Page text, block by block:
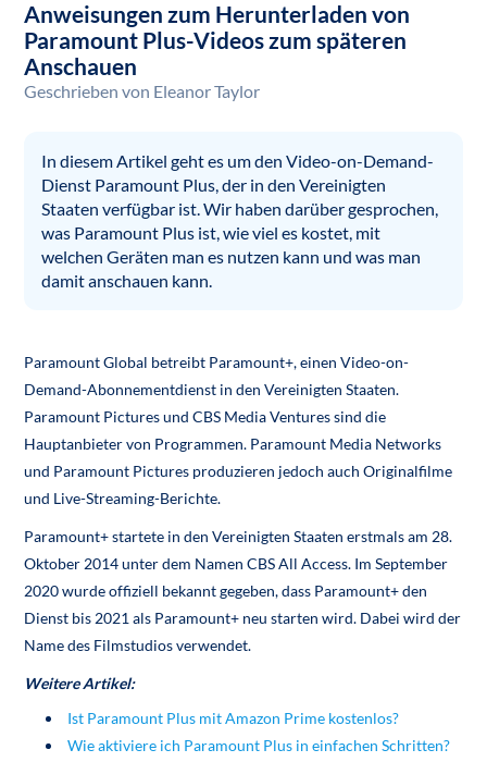
Anweisungen zum Herunterladen von
Paramount Plus-Videos zum späteren
Anschauen
Geschrieben von Eleanor Taylor
In diesem Artikel geht es um den Video-on-Demand-
Dienst Paramount Plus, der in den Vereinigten
Staaten verfügbar ist. Wir haben darüber gesprochen,
was Paramount Plus ist, wie viel es kostet, mit
welchen Geräten man es nutzen kann und was man
damit anschauen kann.
Paramount Global betreibt Paramount+, einen Video-on-
Demand-Abonnementdienst in den Vereinigten Staaten.
Paramount Pictures und CBS Media Ventures sind die
Hauptanbieter von Programmen. Paramount Media Networks
und Paramount Pictures produzieren jedoch auch Originalfilme
und Live-Streaming-Berichte.
Paramount+ startete in den Vereinigten Staaten erstmals am 28.
Oktober 2014 unter dem Namen CBS All Access. Im September
2020 wurde offiziell bekannt gegeben, dass Paramount+ den
Dienst bis 2021 als Paramount+ neu starten wird. Dabei wird der
Name des Filmstudios verwendet.
Weitere Artikel:
Ist Paramount Plus mit Amazon Prime kostenlos?
Wie aktiviere ich Paramount Plus in einfachen Schritten?